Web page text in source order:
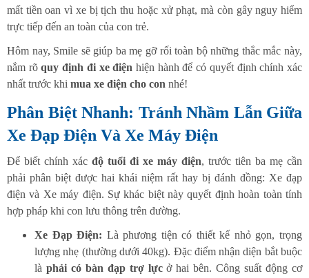
mất tiền oan vì xe bị tịch thu hoặc xử phạt, mà còn gây nguy hiểm
trực tiếp đến an toàn của con trẻ.
Hôm nay, Smile sẽ giúp ba mẹ gỡ rối toàn bộ những thắc mắc này,
nắm rõquy định đi xe điện hiện hành để có quyết định chính xác
nhất trước khi mua xe điện cho con nhé!
Phân Biệt Nhanh: Tránh Nhầm Lẫn Giữa
Xe Đạp Điện Và Xe Máy Điện
Để biết chính xác độ tuổi đi xe máy điện, trước tiên ba mẹ cần
phải phân biệt được hai khái niệm rất hay bị đánh đồng: Xe đạp
điện và Xe máy điện. Sự khác biệt này quyết định hoàn toàn tính
hợp pháp khi con lưu thông trên đường.
Xe Đạp Điện: Là phương tiện có thiết kế nhỏ gọn, trọng
lượng nhẹ (thường dưới 40kg). Đặc điểm nhận diện bắt buộc
là phải có bàn đạp trợ lựcở hai bên. Công suất động cơ